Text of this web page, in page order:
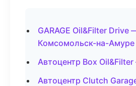
GARAGE Oil&Filter Drive
Комсомольск-на-Амуре
Автоцентр Box
Автоцентр Clutch